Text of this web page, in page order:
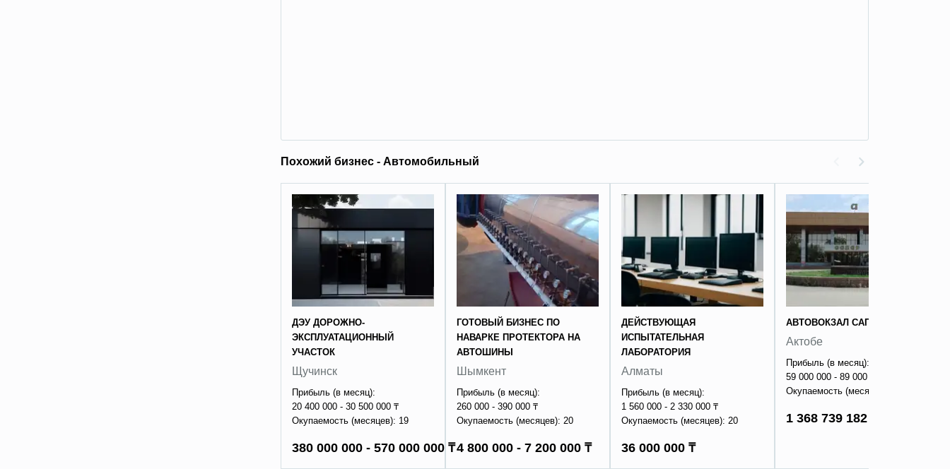
Похожий бизнес - Автомобильный
ДЭУ ДОРОЖНО-
ЭКСПЛУАТАЦИОННЫЙ
УЧАСТОК
Щучинск
Прибыль (в месяц):
20 400 000 - 30 500 000 ₸
Окупаемость (месяцев): 19
380 000 000 - 570 000 000 ₸
ГОТОВЫЙ БИЗНЕС ПО
НАВАРКЕ ПРОТЕКТОРА НА
АВТОШИНЫ
Шымкент
Прибыль (в месяц):
260 000 - 390 000 ₸
Окупаемость (месяцев): 20
4 800 000 - 7 200 000 ₸
ДЕЙСТВУЮЩАЯ
ИСПЫТАТЕЛЬНАЯ
ЛАБОРАТОРИЯ
Алматы
Прибыль (в месяц):
1 560 000 - 2 330 000 ₸
Окупаемость (месяцев): 20
36 000 000 ₸
АВТОВОКЗАЛ САПАР
Актобе
Прибыль (в месяц):
59 000 000 - 89 000 000 ₸
Окупаемость (месяцев): 18
1 368 739 182 ₸